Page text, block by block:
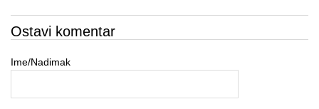
Ostavi komentar
Ime/Nadimak